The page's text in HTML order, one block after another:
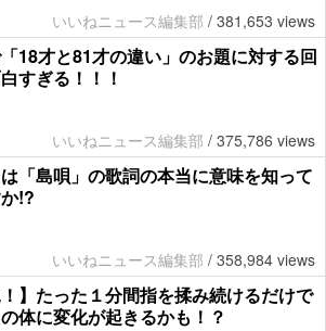
いいねニュース編集部 / 381,653 views
18才と81才の違い」のお題に対する回
すぎる！！！
いいねニュース編集部 / 375,786 views
「島唄」の歌詞の本当に意味を知って
!?
いいねニュース編集部 / 358,984 views
！】たった１分間指を揉み続けるだけで
体に変化が起きるかも！？